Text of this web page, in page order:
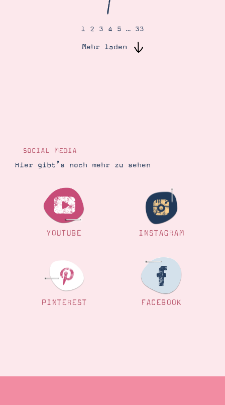
1 2 3 4 5 … 33
Mehr laden
SOCIAL MEDIA
Hier gibt’s noch mehr zu sehen
YOUTUBE INSTAGRAM
PINTEREST FACEBOOK